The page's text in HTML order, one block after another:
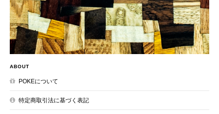
ABOUT
POKEについて
特定商取引法に基づく表記